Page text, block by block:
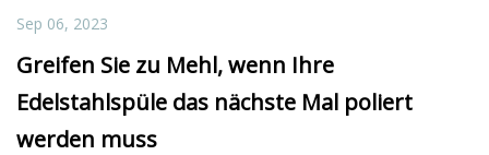
Sep 06, 2023
Greifen Sie zu Mehl, wenn Ihre
Edelstahlspüle das nächste Mal poliert
werden muss